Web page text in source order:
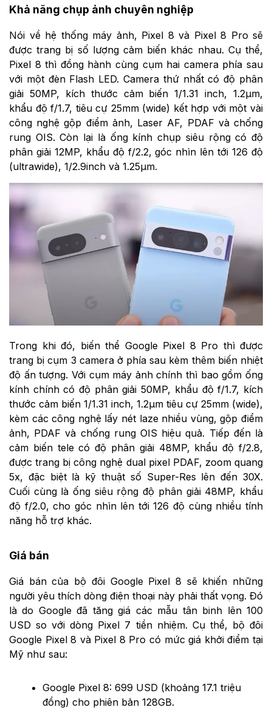
Khả năng chụp ảnh chuyên nghiệp
Nói về hệ thống máy ảnh, Pixel 8 và Pixel 8 Pro sẽ
được trang bị số lượng cảm biến khác nhau. Cụ thể,
Pixel 8 thì đồng hành cùng cụm hai camera phía sau
với một đèn Flash LED. Camera thứ nhất có độ phân
giải 50MP, kích thước cảm biến 1/1.31 inch, 1.2µm,
khẩu độ f/1.7, tiêu cự 25mm (wide) kết hợp với một vài
công nghệ gộp điểm ảnh, Laser AF, PDAF và chống
rung OIS. Còn lại là ống kính chụp siêu rộng có độ
phân giải 12MP, khẩu độ f/2.2, góc nhìn lên tới 126 độ
(ultrawide), 1/2.9inch và 1.25µm.
Trong khi đó, biến thể Google Pixel 8 Pro thì được
trang bị cụm 3 camera ở phía sau kèm thêm biến nhiệt
độ ấn tượng. Với cụm máy ảnh chính thì bao gồm ống
kính chính có độ phân giải 50MP, khẩu độ f/1.7, kích
thước cảm biến 1/1.31 inch, 1.2µm tiêu cự 25mm (wide),
kèm các công nghệ lấy nét laze nhiều vùng, gộp điểm
ảnh, PDAF và chống rung OIS hiệu quả. Tiếp đến là
cảm biến tele có độ phân giải 48MP, khẩu độ f/2.8,
được trang bị công nghệ dual pixel PDAF, zoom quang
5x, đặc biệt là kỹ thuật số Super-Res lên đến 30X.
Cuối cùng là ống siêu rộng độ phân giải 48MP, khẩu
độ f/2.0, cho góc nhìn lên tới 126 độ cùng nhiều tính
năng hỗ trợ khác.
Giá bán
Giá bán của bộ đôi Google Pixel 8 sẽ khiến những
người yêu thích dòng điện thoại này phải thất vọng. Đó
là do Google đã tăng giá các mẫu tân binh lên 100
USD so với dòng Pixel 7 tiền nhiệm. Cụ thể, bộ đôi
Google Pixel 8 và Pixel 8 Pro có mức giá khởi điểm tại
Mỹ như sau:
Google Pixel 8: 699 USD (khoảng 17.1 triệu
đồng) cho phiên bản 128GB.